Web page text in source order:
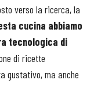
verso la ricerca, la
cucina abbiamo
tecnologica di
di ricette
gustativo, ma anche